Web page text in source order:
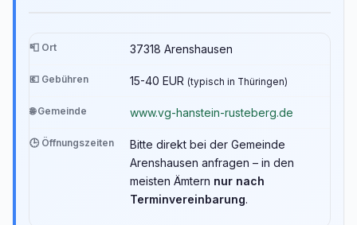
📮 Ort 37318 Arenshausen
💶 Gebühren 15-40 EUR (typisch in Thüringen)
🌐 Gemeinde www.vg-hanstein-rusteberg.de
🕒 Öffnungszeiten
Bitte direkt bei der Gemeinde
Arenshausen anfragen – in den
meisten Ämtern nur nach
Terminvereinbarung.